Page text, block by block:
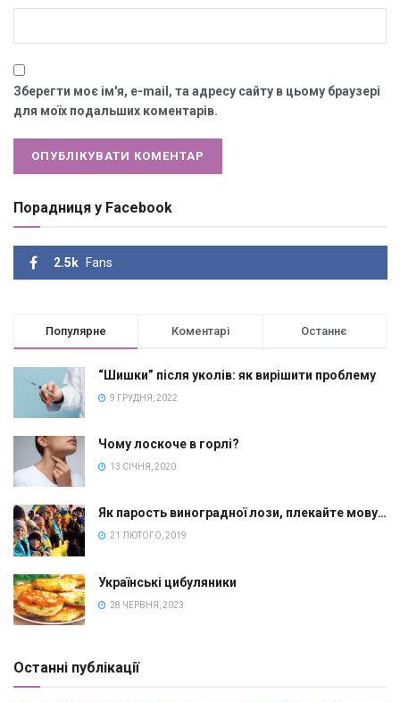
Зберегти моє ім'я, e-mail, та адресу сайту в цьому браузері
для моїх подальших коментарів.
Порадниця у Facebook
2.5k Fans
Популярне Коментарі Останнє
“Шишки” після уколів: як вирішити проблему
9 ГРУДНЯ, 2022
Чому лоскоче в горлі?
13 СІЧНЯ, 2020
Як парость виноградної лози, плекайте мову…
21 ЛЮТОГО, 2019
Українські цибуляники
28 ЧЕРВНЯ, 2023
Останні публікації